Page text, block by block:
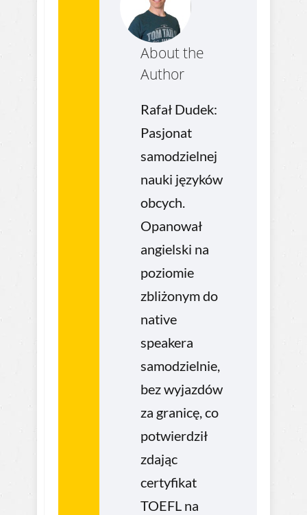
About the
Author
Rafał Dudek:
Pasjonat
samodzielnej
nauki języków
obcych.
Opanował
angielski na
poziomie
zbliżonym do
native
speakera
samodzielnie,
bez wyjazdów
za granicę, co
potwierdził
zdając
certyfikat
TOEFL na